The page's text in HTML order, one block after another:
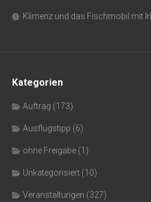
Klimenz und das Fischmobil mit
Kategorien
Auftrag (173)
Ausflugstipp (6)
ohne Freigabe (1)
Unkategorisiert (10)
Veranstaltungen (327)